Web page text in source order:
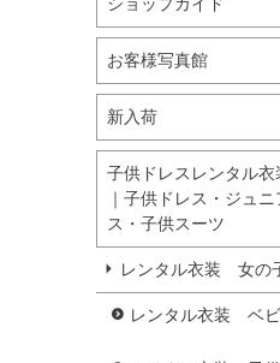
Atelier
実店舗 つくば店
Tsukuba Boutique
〒 茨城県土浦市大町14-16-
10:00–18:00（完全予約制
月曜日
店舗を予約する →
お客様写真館
新入荷
子供ドレスレンタル衣
｜子供ドレス・ジュニ
ス・子供スーツ
レンタル衣装 女の
レンタル衣装 ベ